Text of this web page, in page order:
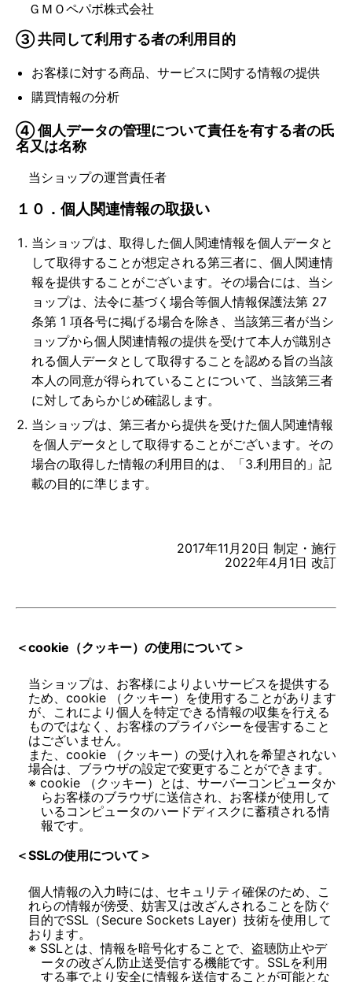
ＧＭＯペパボ株式会社
③ 共同して利用する者の利用目的
お客様に対する商品、サービスに関する情報の提供
購買情報の分析
④ 個人データの管理について責任を有する者の氏
名又は名称
当ショップの運営責任者
１０．個人関連情報の取扱い
当ショップは、取得した個人関連情報を個人データと
して取得することが想定される第三者に、個人関連情
報を提供することがございます。その場合には、当シ
ョップは、法令に基づく場合等個人情報保護法第 27
条第 1 項各号に掲げる場合を除き、当該第三者が当シ
ョップから個人関連情報の提供を受けて本人が識別さ
れる個人データとして取得することを認める旨の当該
本人の同意が得られていることについて、当該第三者
に対してあらかじめ確認します。
当ショップは、第三者から提供を受けた個人関連情報
を個人データとして取得することがございます。その
場合の取得した情報の利用目的は、「3.利用目的」記
載の目的に準じます。
2017年11月20日 制定・施行
2022年4月1日 改訂
＜cookie（クッキー）の使用について＞
当ショップは、お客様によりよいサービスを提供する
ため、cookie （クッキー）を使用することがあります
が、これにより個人を特定できる情報の収集を行える
ものではなく、お客様のプライバシーを侵害すること
はございません。
また、cookie （クッキー）の受け入れを希望されない
cookie （クッキー）とは、サーバーコンピュータか
らお客様のブラウザに送信され、お客様が使用して
いるコンピュータのハードディスクに蓄積される情
報です。
＜SSLの使用について＞
個人情報の入力時には、セキュリティ確保のため、こ
れらの情報が傍受、妨害又は改ざんされることを防ぐ
目的でSSL（Secure Sockets Layer）技術を使用して
SSLとは、情報を暗号化することで、盗聴防止やデ
ータの改ざん防止送受信する機能です。SSLを利用
する事でより安全に情報を送信することが可能とな